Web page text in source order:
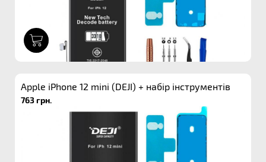
Apple iPhone 12 mini (DEJI) + набір інструментів
763 грн.